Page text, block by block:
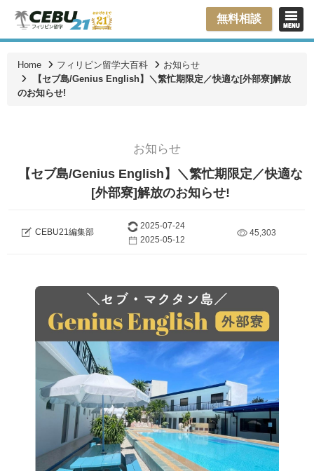
無料相談
Home フィリピン留学大百科
お知らせ
【セブ島/Genius English】＼繁忙期限定／快適な[外部寮]解放
のお知らせ!
お知らせ
【セブ島/Genius English】＼繁忙期限定／快適な
[外部寮]解放のお知らせ!
CEBU21編集部
2025-07-24
2025-05-12
45,303